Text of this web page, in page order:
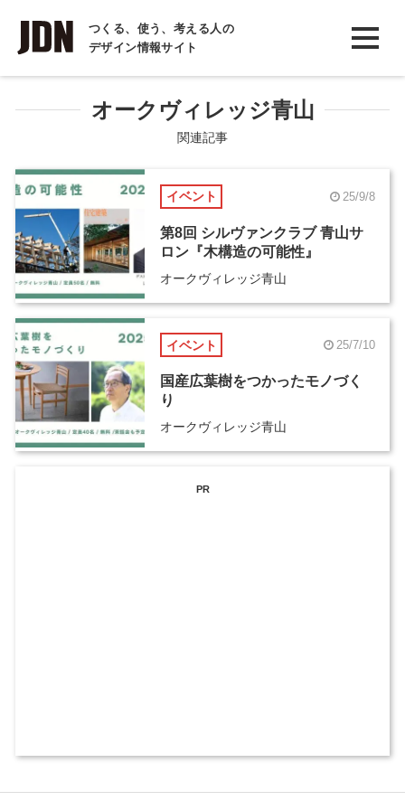
つくる、使う、考える人の
デザイン情報サイト
INTERVIEW
インタビュー
REPORT
COLUMN
コラム
オークヴィレッジ青山
関連記事
イベント 25/9/8
第8回 シルヴァンクラブ 青山サ
ロン『木構造の可能性』
オークヴィレッジ青山
イベント 25/7/10
国産広葉樹をつかったモノづく
り
オークヴィレッジ青山
PR